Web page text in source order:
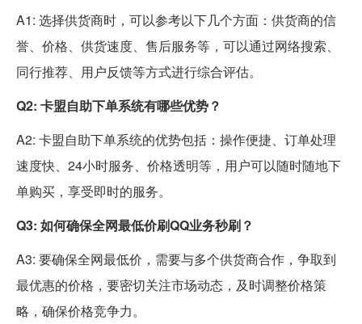
A1: 选择供货商时，可以参考以下几个方面：供货商的信
誉、价格、供货速度、售后服务等，可以通过网络搜索、
同行推荐、用户反馈等方式进行综合评估。
Q2: 卡盟自助下单系统有哪些优势？
A2: 卡盟自助下单系统的优势包括：操作便捷、订单处理
速度快、24小时服务、价格透明等，用户可以随时随地下
单购买，享受即时的服务。
Q3: 如何确保全网最低价刷QQ业务秒刷？
A3: 要确保全网最低价，需要与多个供货商合作，争取到
最优惠的价格，要密切关注市场动态，及时调整价格策
略，确保价格竞争力。